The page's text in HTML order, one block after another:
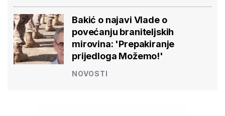
Bakić o najavi Vlade o
povećanju braniteljskih
mirovina: 'Prepakiranje
prijedloga Možemo!'
NOVOSTI